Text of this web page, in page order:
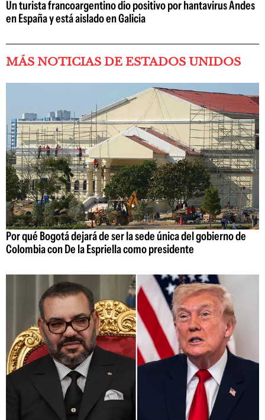
Un turista francoargentino dio positivo por hantavirus Andes
en España y está aislado en Galicia
MÁS NOTICIAS DE ESTADOS UNIDOS
Por qué Bogotá dejará de ser la sede única del gobierno de
Colombia con De la Espriella como presidente